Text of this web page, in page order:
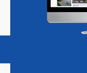
Magazine